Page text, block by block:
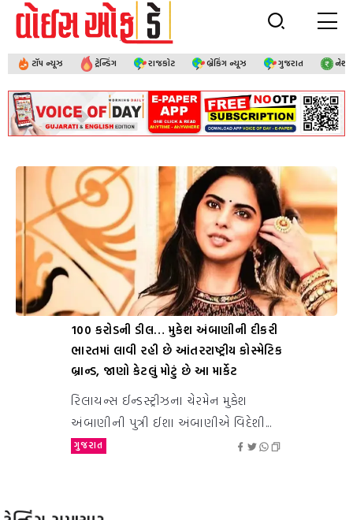
ટૉપ ન્યૂઝ ટ્રેન્ડિંગ રાજકોટ બ્રેકિંગ ન્યૂઝ ગુજરાત
₹100 કરોડની ડીલ… મુકેશ અંબાણીની દીકરી
ભારતમાં લાવી રહી છે આંતરરાષ્ટ્રીય કોસ્મેટિક
બ્રાન્ડ, જાણો કેટલું મોટું છે આ માર્કેટ
રિલાયન્સ ઈન્ડસ્ટ્રીઝના ચેરમેન મુકેશ
અંબાણીની પુત્રી ઈશા અંબાણીએ વિદેશી...
ગુજરાત